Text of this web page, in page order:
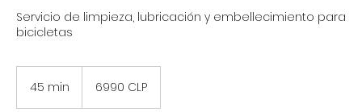
Servicio de limpieza, lubricación y embellecimiento para
bicicletas
45 min
chilenos
6990 CLP